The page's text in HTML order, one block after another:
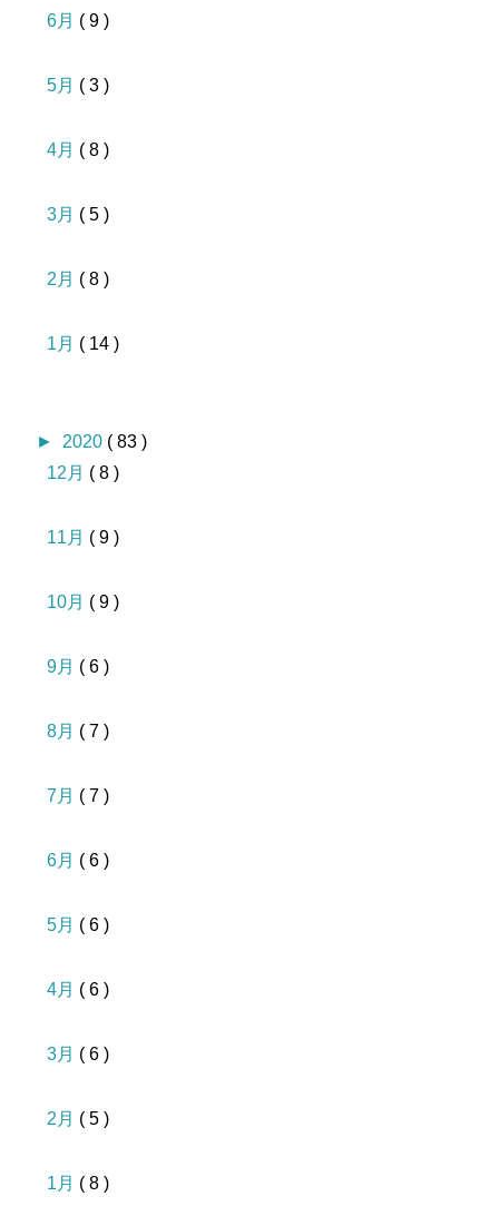
6月 ( 9 )
5月 ( 3 )
4月 ( 8 )
3月 ( 5 )
2月 ( 8 )
1月 ( 14 )
► 2020 ( 83 )
12月 ( 8 )
11月 ( 9 )
10月 ( 9 )
9月 ( 6 )
8月 ( 7 )
7月 ( 7 )
6月 ( 6 )
5月 ( 6 )
4月 ( 6 )
3月 ( 6 )
2月 ( 5 )
1月 ( 8 )